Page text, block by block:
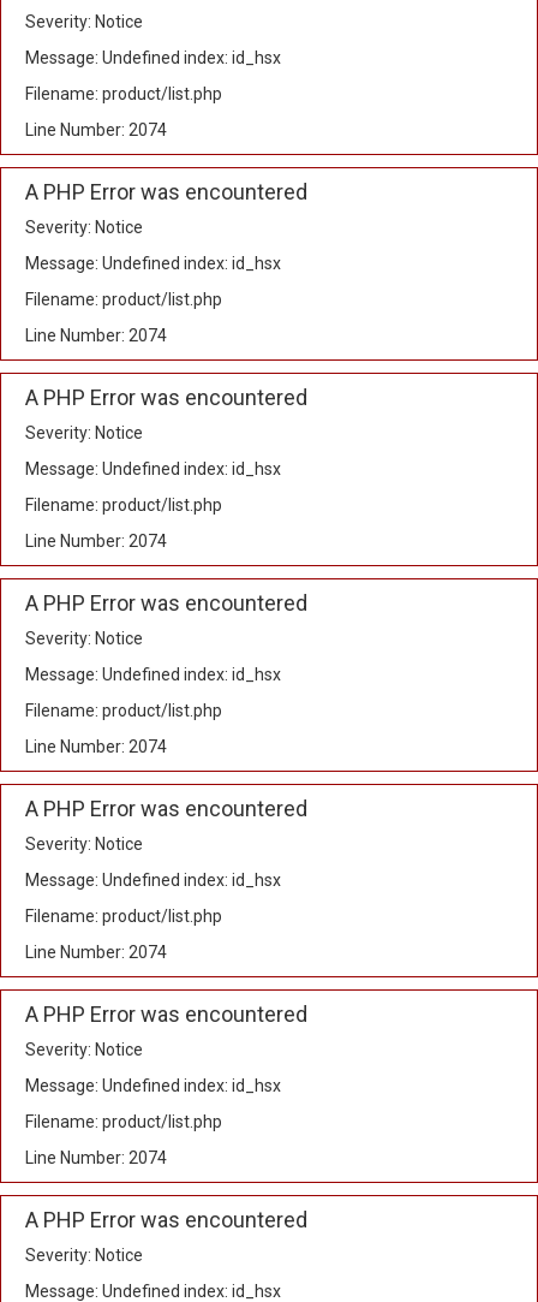
Severity: Notice
Message: Undefined index: id_hsx
Filename: product/list.php
Line Number: 2074
A PHP Error was encountered
Severity: Notice
Message: Undefined index: id_hsx
Filename: product/list.php
Line Number: 2074
A PHP Error was encountered
Severity: Notice
Message: Undefined index: id_hsx
Filename: product/list.php
Line Number: 2074
A PHP Error was encountered
Severity: Notice
Message: Undefined index: id_hsx
Filename: product/list.php
Line Number: 2074
A PHP Error was encountered
Severity: Notice
Message: Undefined index: id_hsx
Filename: product/list.php
Line Number: 2074
A PHP Error was encountered
Severity: Notice
Message: Undefined index: id_hsx
Filename: product/list.php
Line Number: 2074
A PHP Error was encountered
Severity: Notice
Message: Undefined index: id_hsx